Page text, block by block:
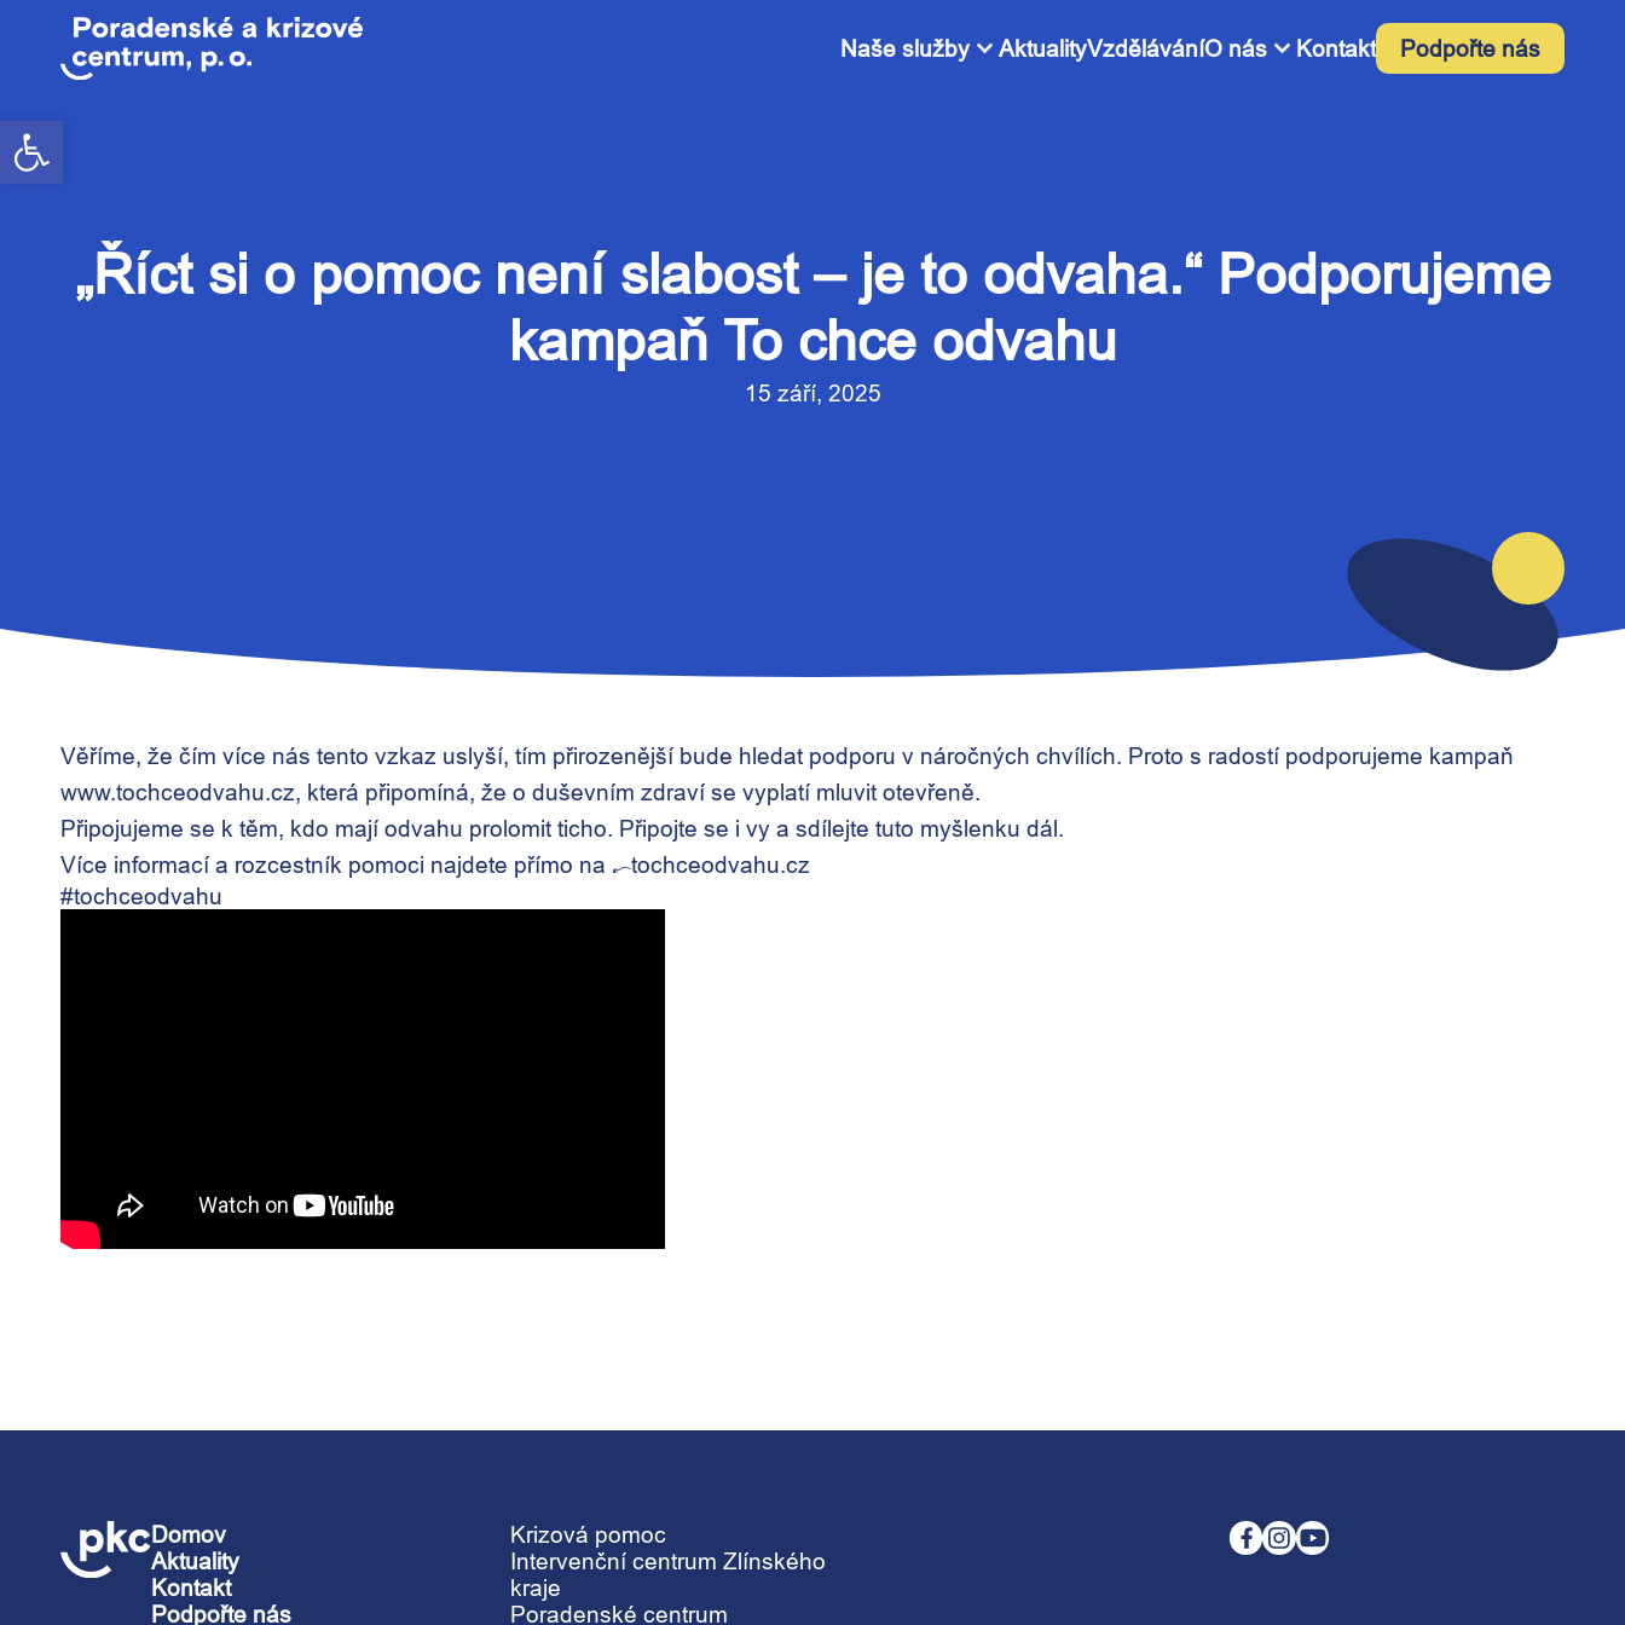
Open toolbar
Naše služby expand_more AktualityVzděláváníO nás expand_more Kontakt Podpořte nás
„Říct si o pomoc není slabost – je to odvaha.“ Podporujeme
kampaň To chce odvahu
15 září, 2025
Věříme, že čím více nás tento vzkaz uslyší, tím přirozenější bude hledat podporu v náročných chvílích. Proto s radostí podporujeme kampaň
www.tochceodvahu.cz, která připomíná, že o duševním zdraví se vyplatí mluvit otevřeně.
Připojujeme se k těm, kdo mají odvahu prolomit ticho. Připojte se i vy a sdílejte tuto myšlenku dál.
Více informací a rozcestník pomoci najdete přímo na
tochceodvahu.cz
#tochceodvahu
Domov
Aktuality
Kontakt
Podpořte nás
Krizová pomoc
Intervenční centrum Zlínského
kraje
Poradenské centrum